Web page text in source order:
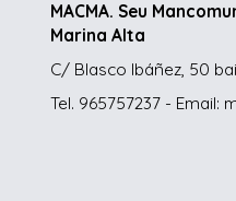
MACMA. Seu
Marina Alta
C/ Blasco Ibáñez, 50
Tel. 965757237 -